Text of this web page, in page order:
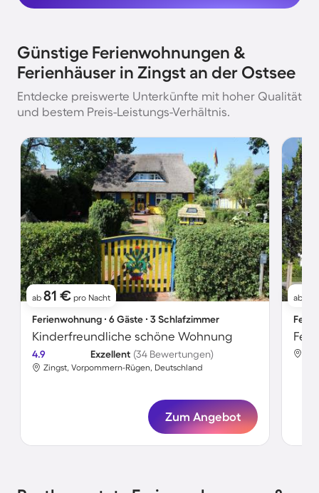
Günstige Ferienwohnungen &
Ferienhäuser in Zingst an der Ostsee
Entdecke preiswerte Unterkünfte mit hoher Qualität
und bestem Preis-Leistungs-Verhältnis.
ab 81 € pro Nacht
Ferienwohnung ∙ 6 Gäste ∙ 3 Schlafzimmer
Kinderfreundliche schöne Wohnung
4.9 Exzellent (34 Bewertungen)
Zingst, Vorpommern-Rügen, Deutschland
Zum Angebot
ab